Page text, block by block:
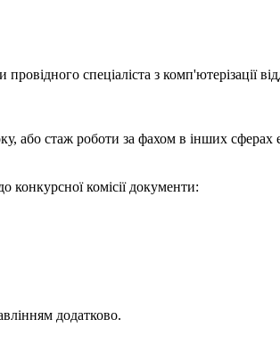
спеціаліста з комп'ютерізації
або стаж роботи за фахом в інших
конкурсної комісії документи:
додатково.